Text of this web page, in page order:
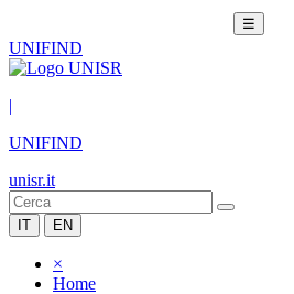
☰
UNIFIND
|
UNIFIND
unisr.it
IT EN
×
Home